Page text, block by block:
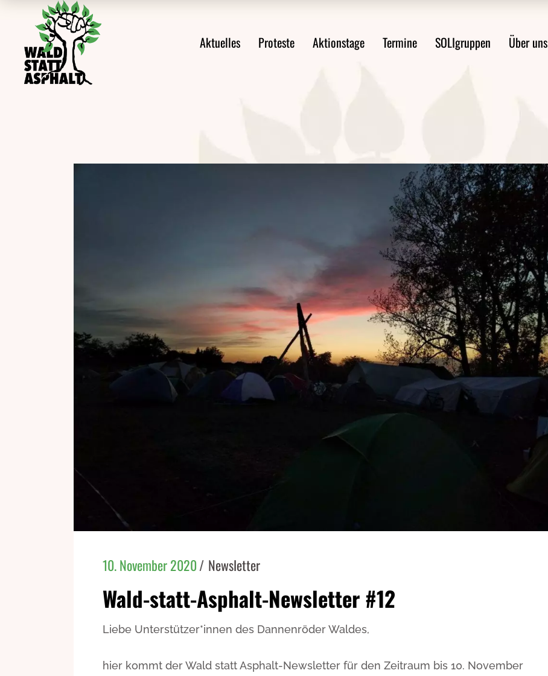
Aktuelles Proteste Aktionstage Termine SOLIgruppen Über uns
Ankündigungen
Protest anmeldenFAQ Demoanmeldung
WsA-Material
10. November 2020 Newsletter
Wald-statt-Asphalt-Newsletter #12
Liebe Unterstützer*innen des Dannenröder Waldes,
hier kommt der Wald statt Asphalt-Newsletter für den Zeitraum bis 10. November